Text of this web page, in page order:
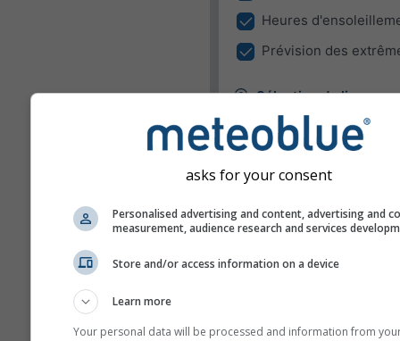
Heures
Prévision des
Sélection du lieu
Le Widget peut afficher le
dans un lieu prédéfini ou
de votre site.
Utilisez lieu actuel
Détecter le lieu de
Température
asks for your consent
Personalised advertising and content, advertising and
measurement, audience research and services
Store and/or access information on a device
Learn more
Your personal data will be processed and information from